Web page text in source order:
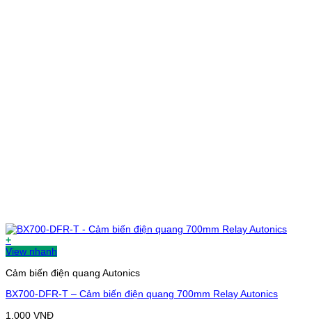
+
View nhanh
Cảm biến điện quang Autonics
BX700-DFR-T – Cảm biến điện quang 700mm Relay Autonics
1.000 VNĐ